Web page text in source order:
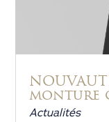
monture
Actualités